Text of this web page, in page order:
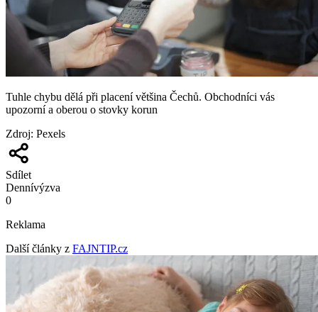
Tuhle chybu dělá při placení většina Čechů. Obchodníci vás
upozorní a oberou o stovky korun
Zdroj: Pexels
Sdílet
Dennívýzva
0
Reklama
Další články z FAJNTIP.cz